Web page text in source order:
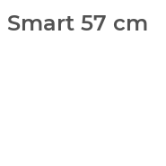
57 cm